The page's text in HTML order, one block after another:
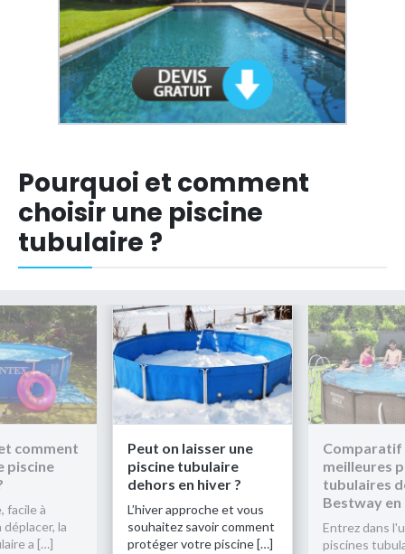
Pourquoi et comment
choisir une piscine
tubulaire ?
comment
piscine
facile à
la
a […]
Peut on laisser une
piscine tubulaire
dehors en hiver ?
L’hiver approche et vous
souhaitez savoir comment
protéger votre piscine […]
Comparatif
meilleures
tubulaires
Bestway en
Entrez dans
piscines